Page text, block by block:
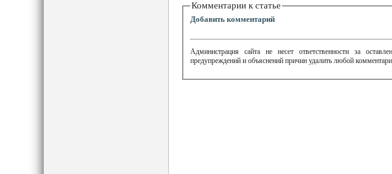
Комментарии к статье
Добавить комментарий
Администрация сайта не несет ответственности за
предупреждений и объяснений причин удалить любой